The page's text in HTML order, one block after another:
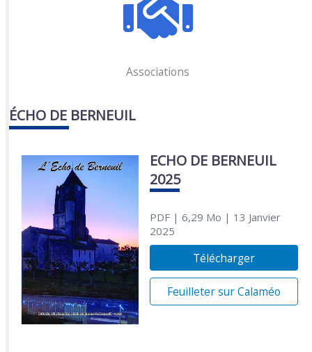
Associations
ÉCHO DE BERNEUIL
ECHO DE BERNEUIL
2025
PDF| 6,29 Mo | 13 Janvier
2025
Télécharger
Feuilleter sur Calaméo